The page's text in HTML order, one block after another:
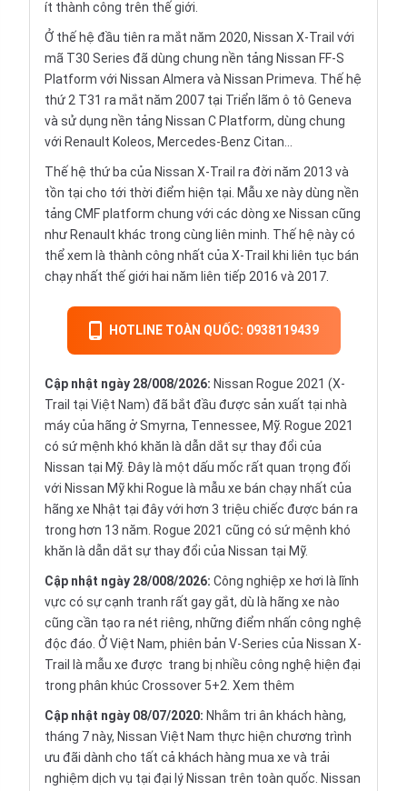
ít thành công trên thế giới.
Ở thế hệ đầu tiên ra mắt năm 2020, Nissan X-Trail với
mã T30 Series đã dùng chung nền tảng Nissan FF-S
Platform với Nissan Almera và Nissan Primeva. Thế hệ
thứ 2 T31 ra mắt năm 2007 tại Triển lãm ô tô Geneva
và sử dụng nền tảng Nissan C Platform, dùng chung
với Renault Koleos, Mercedes-Benz Citan...
Thế hệ thứ ba của Nissan X-Trail ra đời năm 2013 và
tồn tại cho tới thời điểm hiện tại. Mẫu xe này dùng nền
tảng CMF platform chung với các dòng xe Nissan cũng
như Renault khác trong cùng liên minh. Thế hệ này có
thể xem là thành công nhất của X-Trail khi liên tục bán
chạy nhất thế giới hai năm liên tiếp 2016 và 2017.
HOTLINE TOÀN QUỐC: 0938119439
Cập nhật ngày 28/008/2026: Nissan Rogue 2021 (X-
Trail tại Việt Nam) đã bắt đầu được sản xuất tại nhà
máy của hãng ở Smyrna, Tennessee, Mỹ. Rogue 2021
có sứ mệnh khó khăn là dẫn dắt sự thay đổi của
Nissan tại Mỹ. Đây là một dấu mốc rất quan trọng đối
với Nissan Mỹ khi Rogue là mẫu xe bán chạy nhất của
hãng xe Nhật tại đây với hơn 3 triệu chiếc được bán ra
trong hơn 13 năm. Rogue 2021 cũng có sứ mệnh khó
khăn là dẫn dắt sự thay đổi của Nissan tại Mỹ.
Cập nhật ngày 28/008/2026: Công nghiệp xe hơi là lĩnh
vực có sự cạnh tranh rất gay gắt, dù là hãng xe nào
cũng cần tạo ra nét riêng, những điểm nhấn công nghệ
độc đáo. Ở Việt Nam, phiên bản V-Series của Nissan X-
Trail là mẫu xe được trang bị nhiều công nghệ hiện đại
trong phân khúc Crossover 5+2. Xem thêm
Cập nhật ngày 08/07/2020: Nhằm tri ân khách hàng,
tháng 7 này, Nissan Việt Nam thực hiện chương trình
ưu đãi dành cho tất cả khách hàng mua xe và trải
nghiệm dịch vụ tại đại lý Nissan trên toàn quốc. Nissan